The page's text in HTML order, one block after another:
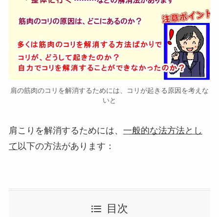
肩の筋肉のコリを解消するためには、コリが起きる原因を考えな
いと
肩こりを解消するためには、 一般的な法方法とし
て 以下の方法があります：
目次